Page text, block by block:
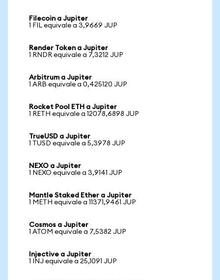
Filecoin a Jupiter
1 FIL equivale a 3,9669 JUP
Render Token a Jupiter
1 RNDR equivale a 7,3212 JUP
Arbitrum a Jupiter
1 ARB equivale a 0,425120 JUP
Rocket Pool ETH a Jupiter
1 RETH equivale a 12078,6898 JUP
TrueUSD a Jupiter
1 TUSD equivale a 5,3978 JUP
NEXO a Jupiter
1 NEXO equivale a 3,9141 JUP
Mantle Staked Ether a Jupiter
1 METH equivale a 11371,9461 JUP
Cosmos a Jupiter
1 ATOM equivale a 7,5382 JUP
Injective a Jupiter
1 INJ equivale a 25,1091 JUP